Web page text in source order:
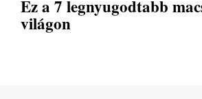
Ez a 7 legnyugodtabb
világon